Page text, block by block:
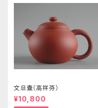
文旦壷（高祥芬）
¥10,800